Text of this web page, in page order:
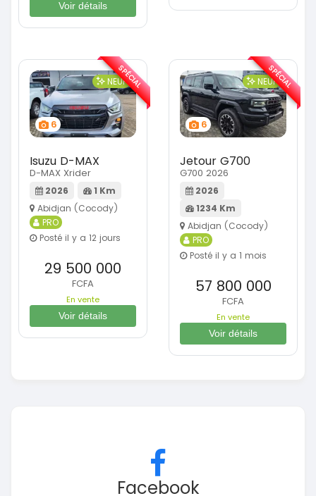
Voir détails
6
NEUF
Isuzu D-MAX
D-MAX Xrider
2026
1 Km
Abidjan (Cocody)
PRO
Posté il y a 12 jours
29 500 000
FCFA
En vente
Voir détails
SPÉCIAL
6
NEUF
Jetour G700
G700 2026
2026
1234 Km
Abidjan (Cocody)
PRO
Posté il y a 1 mois
57 800 000
FCFA
En vente
Voir détails
SPÉCIAL
Facebook